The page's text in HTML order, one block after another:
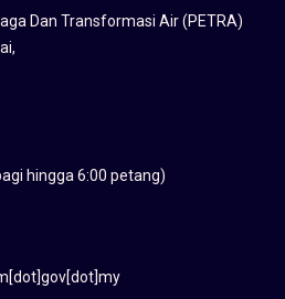
Dan Transformasi Air (PETRA)
hingga 6:00 petang)